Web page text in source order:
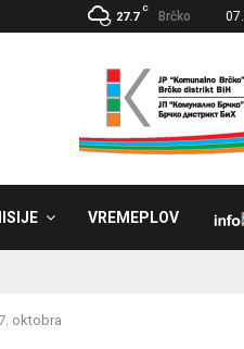
27.7
C
Brčko
VREMEPLOV
oktobra